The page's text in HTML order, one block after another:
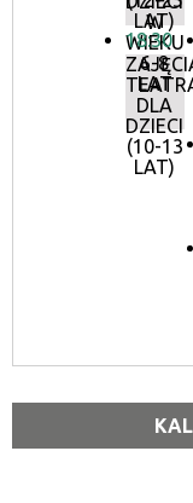
LAT)
W
WIEKU
6-8
LAT
18:30
DLA
DZIECI
(10-13
LAT)